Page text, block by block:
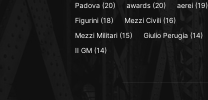
Padova (20) awards (20) aerei (19)
Figurini (18) Mezzi Civili (16)
Mezzi Militari (15) Giulio Perugia (14)
II GM (14)